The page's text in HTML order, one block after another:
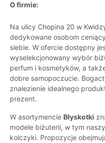
O firmie:
Na ulicy Chopina 20 w
dedykowane osobom
siebie. W ofercie dostępny
wyselekcjonowany wybór
perfum i kosmetyków, a
dobre samopoczucie.
znalezienie idealnego
prezent.
W asortymencie Błyskotki
modele biżuterii, w tym
kolczyki. Propozycje